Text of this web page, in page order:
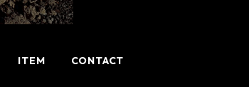
ITEM CONTACT